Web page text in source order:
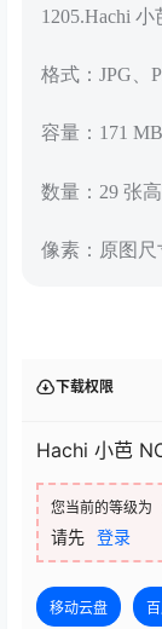
1205.Hachi
格式：JPG、
容量：171 MB
数量：29 张
像素：原图尺
下载权限
Hachi 小芭
您当前的等级为
请先 登录
移动云盘